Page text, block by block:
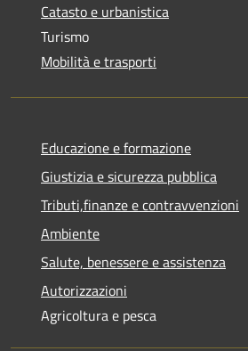
Catasto e urbanistica
Turismo
Mobilità e trasporti
Educazione e formazione
Giustizia e sicurezza pubblica
Tributi,finanze e contravvenzioni
Ambiente
Salute, benessere e assistenza
Autorizzazioni
Agricoltura e pesca